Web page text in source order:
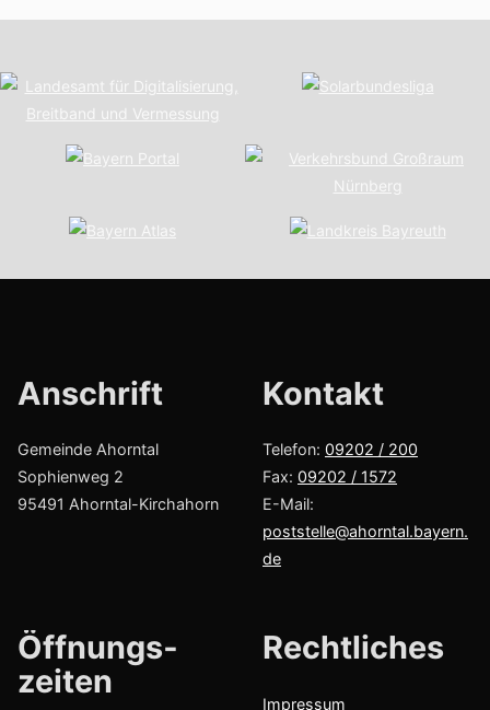
Anschrift
Gemeinde Ahorntal
Sophienweg 2
95491 Ahorntal-Kirchahorn
Kont­akt
Telefon: 09202 / 200
Fax: 09202 / 1572
E-Mail:
poststelle@ahorntal.bayern.
de
Öffnungs­
zeiten
Recht­liches
Impressum